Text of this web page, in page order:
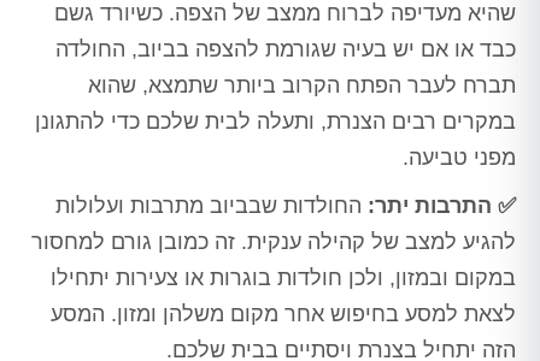
שהיא מעדיפה לברוח ממצב של הצפה. כשיורד גשם
כבד או אם יש בעיה שגורמת להצפה בביוב, החולדה
תברח לעבר הפתח הקרוב ביותר שתמצא, שהוא
במקרים רבים הצנרת, ותעלה לבית שלכם כדי להתגונן
מפני טביעה.
✅ התרבות יתר: החולדות שבביוב מתרבות ועלולות
להגיע למצב של קהילה ענקית. זה כמובן גורם למחסור
במקום ובמזון, ולכן חולדות בוגרות או צעירות יתחילו
לצאת למסע בחיפוש אחר מקום משלהן ומזון. המסע
הזה יתחיל בצנרת ויסתיים בבית שלכם.